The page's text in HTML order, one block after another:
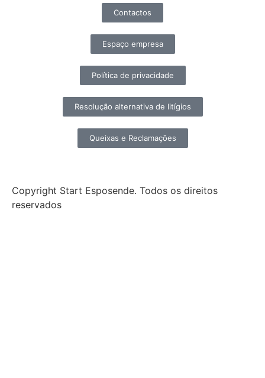
Contactos
Espaço empresa
Política de privacidade
Resolução alternativa de litígios
Queixas e Reclamações
Copyright Start Esposende. Todos os direitos
reservados